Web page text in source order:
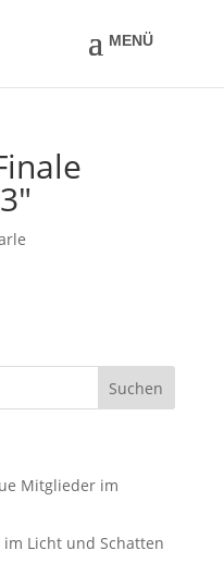
Mitglieder im
Licht und Schatten